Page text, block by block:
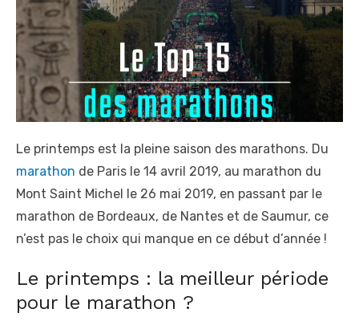
n
Le printemps est la pleine saison des marathons. Du
marathon de Paris le 14 avril 2019, au marathon du
Mont Saint Michel le 26 mai 2019, en passant par le
marathon de Bordeaux, de Nantes et de Saumur, ce
n’est pas le choix qui manque en ce début d’année !
Le printemps : la meilleur période
pour le marathon ?